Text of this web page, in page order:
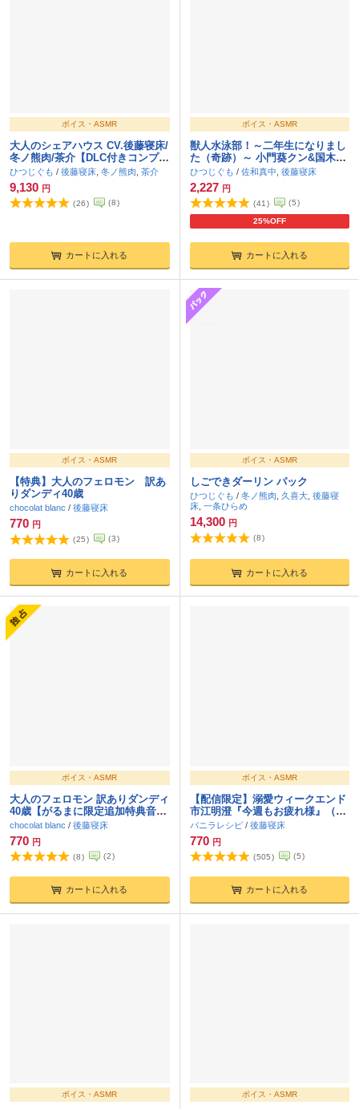
ボイス・ASMR
大人のシェアハウス CV.後藤寝床/
冬ノ熊肉/茶介【DLC付きコンプリ
ートパック】
ひつじぐも / 後藤寝床 冬ノ熊肉 茶介
9,130 円
(26) (8)
カートに入れる
ボイス・ASMR
獣人水泳部！～二年生になりまし
た（奇跡）～ 小門葵クン&国木田
独逸クン CV.佐和真中/後藤寝床
【連動購入特典音声あり】
ひつじぐも / 佐和真中 後藤寝床
2,227 円
25%OFF
(41 ) (5)
カートに入れる
ボイス・ASMR
【特典】大人のフェロモン 訳あ
りダンディ40歳
chocolat blanc / 後藤寝床
770 円
(25) (3)
カートに入れる
ボイス・ASMR
しごできダーリン パック
ひつじぐも / 冬ノ熊肉 久喜大, 後藤寝
床, 一条ひらめ
14,300 円
(8)
カートに入れる
ボイス・ASMR
大人のフェロモン 訳ありダンディ
40歳【がるまに限定追加特典音
声】魅惑の低音ボイス
chocolat blanc / 後藤寝床
770 円
(8) (2)
カートに入れる
ボイス・ASMR
【配信限定】溺愛ウィークエンド
市江明澄『今週もお疲れ様』（出
演：後藤寝床）
バニラレシピ / 後藤寝床
770 円
(505) (5)
カートに入れる
ボイス・ASMR ボイス・ASMR